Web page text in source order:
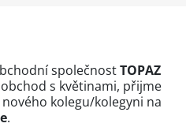
společnostTOPAZ
s květinami, přijme
kolegu/kolegyni na
.